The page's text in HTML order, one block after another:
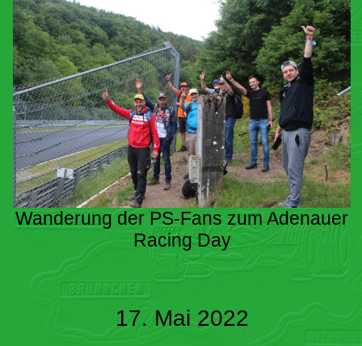
Wanderung der PS-Fans zum Adenauer
Racing Day
17. Mai 2022